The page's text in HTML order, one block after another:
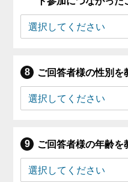
ご回答者様の性別を
ご回答者様の年齢を